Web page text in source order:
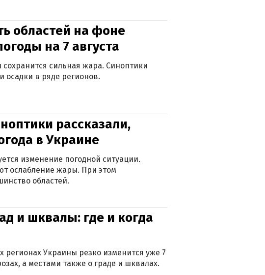
областей на фоне
на 7 августа
сохранится сильная жара. Синоптики
осадки в ряде регионов.
рассказали,
в Украине
изменение погодной ситуации.
ослабление жары. При этом
областей.
и шквалы: где и когда
Украины резко изменится уже 7
а местами также о граде и шквалах.